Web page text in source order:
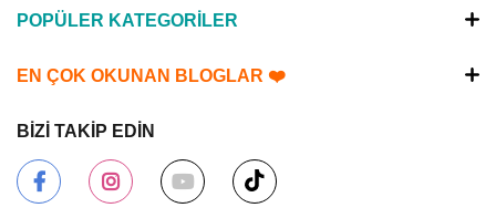
POPÜLER KATEGORİLER
EN ÇOK OKUNAN BLOGLAR ❤️
BİZİ TAKİP EDİN